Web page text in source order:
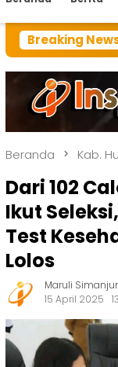
Breaking
kali ini
Beranda Kab.
Dari 102
Ikut
Test
Lolos
Maruli
15 April 2025